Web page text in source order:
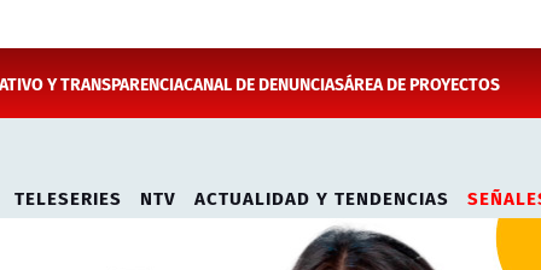
Y TRANSPARENCIACANAL DE DENUNCIASÁREA DE PROYECTOS
TELESERIES NTV ACTUALIDAD Y TENDENCIAS